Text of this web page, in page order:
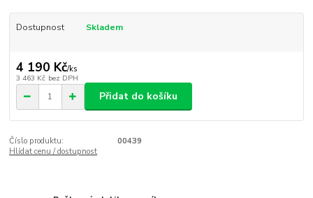
Dostupnost Skladem
4 190 Kč/ks
3 463 Kč bez DPH
Přidat do košíku
Číslo produktu:
00439
Hlídat cenu / dostupnost